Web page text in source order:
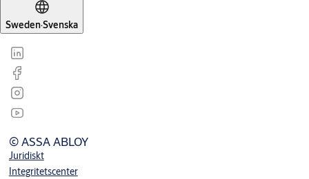
Sweden·Svenska
© ASSA ABLOY
Juridiskt
Integritetscenter